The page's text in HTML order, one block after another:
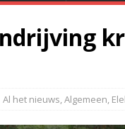
Al het nieuws,Algemeen,